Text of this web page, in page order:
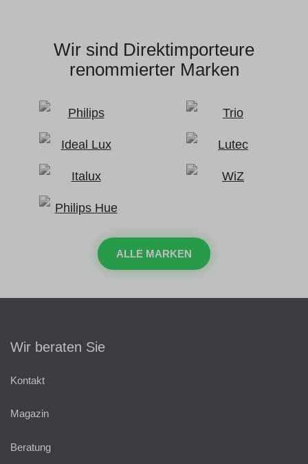
Wir sind Direktimporteure
renommierter Marken
ALLE MARKEN
Wir beraten Sie
Kontakt
Magazin
Beratung